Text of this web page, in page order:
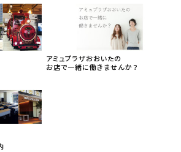
アミュプラザおおいたの
お店で一緒に働きませんか？